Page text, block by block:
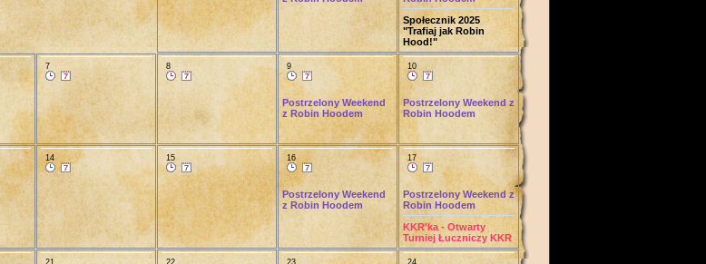
Społecznik 2025
"Trafiaj jak Robin
Hood!"
7 8 9
Postrzelony Weekend
z Robin Hoodem
10
Postrzelony Weekend z
Robin Hoodem
14 15 16
Postrzelony Weekend
z Robin Hoodem
17
Postrzelony Weekend z
Robin Hoodem
KKR'ka - Otwarty
Turniej Łuczniczy KKR
21 22 23 24